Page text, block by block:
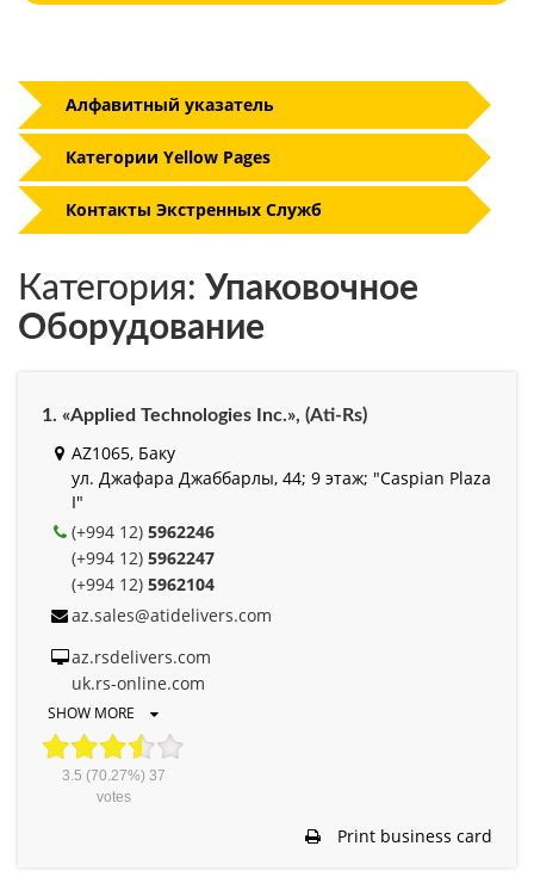
Категория: Упаковочное
Оборудование
1. «Applied Technologies Inc.», (Ati-Rs)
AZ1065, Баку
ул. Джафара Джаббарлы, 44; 9 этаж; "Caspian Plaza
I"
(+994 12) 5962246
(+994 12) 5962247
(+994 12) 5962104
az.sales@atidelivers.com
az.rsdelivers.com
uk.rs-online.com
SHOW MORE
3.5 (70.27%) 37
votes
Print business card
Алфавитный указатель
Категории Yellow Pages
Контакты Экстренных Служб